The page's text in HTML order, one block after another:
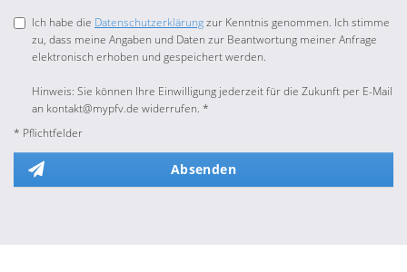
Ich habe die Datenschutzerklärungzur Kenntnis genommen. Ich stimme
zu, dass meine Angaben und Daten zur Beantwortung meiner Anfrage
elektronisch erhoben und gespeichert werden.
Hinweis: Sie können Ihre Einwilligung jederzeit für die Zukunft per E-Mail
an kontakt@mypfv.de widerrufen. *
* Pflichtfelder
Absenden